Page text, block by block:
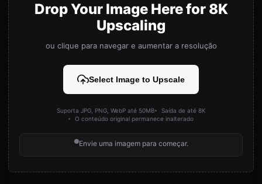
Drop Your Image Here for 8K
Upscaling
ou clique para navegar e aumentar a resolução
Select Image to Upscale
Suporta JPG, PNG, WebP até 50MB
Saída de até 8K
O conteúdo original permanece inalterado
Envie uma imagem para começar.